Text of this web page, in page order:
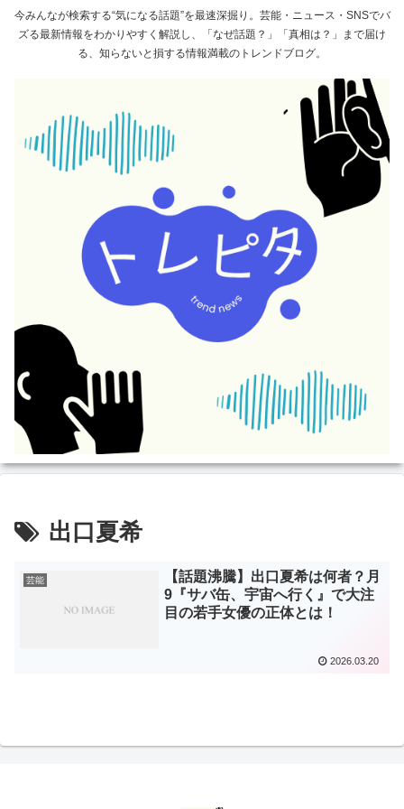
今みんなが検索する“気になる話題”を最速深掘り。芸能・ニュース・SNSでバ
ズる最新情報をわかりやすく解説し、「なぜ話題？」「真相は？」まで届け
る、知らないと損する情報満載のトレンドブログ。
出口夏希
芸能
【話題沸騰】出口夏希は何者？月
9『サバ缶、宇宙へ行く』で大注
目の若手女優の正体とは！
2026.03.20